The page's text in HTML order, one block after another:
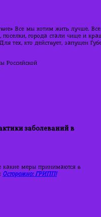
Все мы хотим жить лучше.
города стали чище и
тех, кто действует, запущен
Российской
заболеваний в
какие меры принимаются в
Осторожно: ГРИПП!